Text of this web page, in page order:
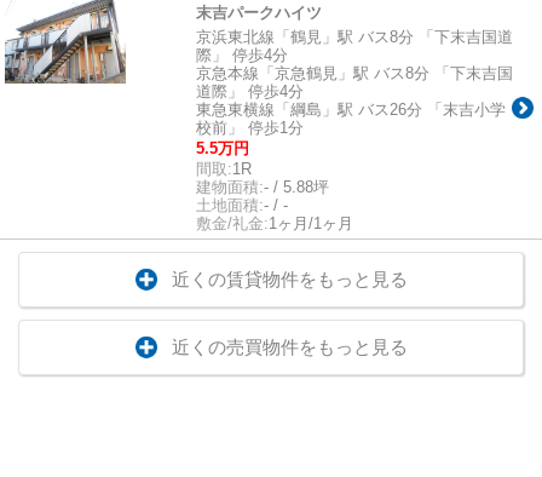
末吉パークハイツ
京浜東北線「鶴見」駅 バス8分 「下末吉国道
際」 停歩4分
京急本線「京急鶴見」駅 バス8分 「下末吉国
道際」 停歩4分
東急東横線「綱島」駅 バス26分 「末吉小学
校前」 停歩1分
5.5万円
間取:1R
建物面積:- / 5.88坪
土地面積:- / -
敷金/礼金:1ヶ月/1ヶ月
近くの賃貸物件をもっと見る
近くの売買物件をもっと見る